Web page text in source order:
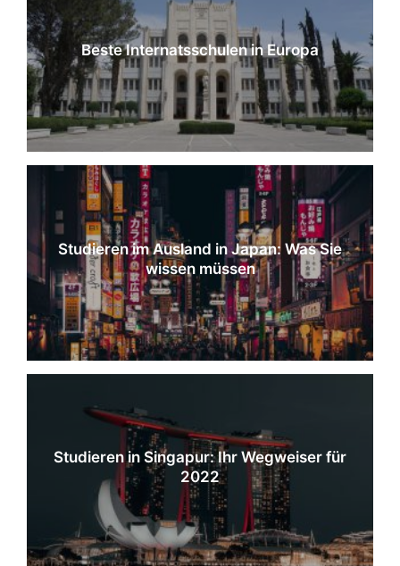
Beste Internatsschulen in Europa
Studieren im Ausland in Japan: Was Sie
wissen müssen
Studieren in Singapur: Ihr Wegweiser für
2022